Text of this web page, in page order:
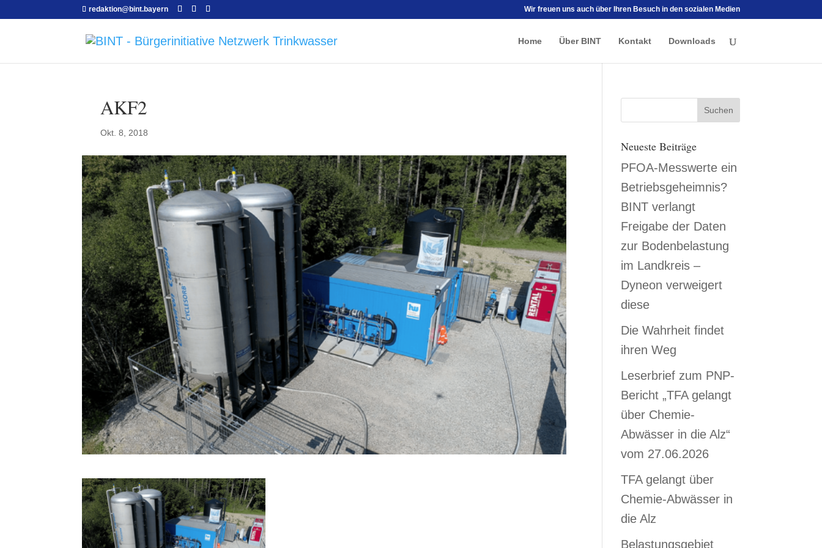
redaktion@bint.bayern Wir freuen uns auch über Ihren Besuch in den sozialen Medien
Home Über BINT Kontakt Downloads
AKF2
Okt. 8, 2018
Neueste Beiträge
PFOA-Messwerte ein
Betriebsgeheimnis?
BINT verlangt
Freigabe der Daten
zur Bodenbelastung
im Landkreis –
Dyneon verweigert
diese
Die Wahrheit findet
ihren Weg
Leserbrief zum PNP-
Bericht „TFA gelangt
über Chemie-
Abwässer in die Alz“
vom 27.06.2026
TFA gelangt über
Chemie-Abwässer in
die Alz
Belastungsgebiet